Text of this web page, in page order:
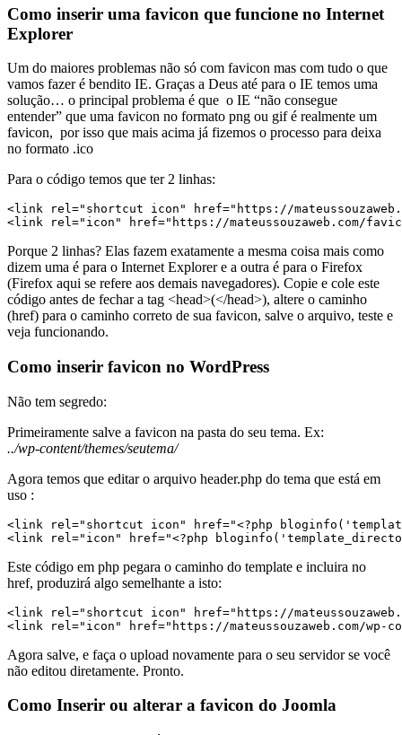
Como inserir uma favicon que funcione no Internet
Explorer
Um do maiores problemas não só com favicon mas com tudo o que
vamos fazer é bendito IE. Graças a Deus até para o IE temos uma
solução… o principal problema é que o IE “não consegue
entender” que uma favicon no formato png ou gif é realmente um
favicon, por isso que mais acima já fizemos o processo para deixa
no formato .ico
Para o código temos que ter 2 linhas:
<link rel="shortcut icon" href="https://
Porque 2 linhas? Elas fazem exatamente a mesma coisa mais como
dizem uma é para o Internet Explorer e a outra é para o Firefox
(Firefox aqui se refere aos demais navegadores). Copie e cole este
código antes de fechar a tag <head>(</head>), altere o caminho
(href) para o caminho correto de sua favicon, salve o arquivo, teste e
veja funcionando.
Como inserir favicon no WordPress
Não tem segredo:
Primeiramente salve a favicon na pasta do seu tema. Ex:
../wp-content/themes/seutema/
Agora temos que editar o arquivo header.php do tema que está em
uso :
<link rel="shortcut icon" href="<?php
<link rel="icon" href="<?php
Este código em php pegara o caminho do template e incluira no
href, produzirá algo semelhante a isto:
<link rel="shortcut icon" href="https://
Agora salve, e faça o upload novamente para o seu servidor se você
não editou diretamente. Pronto.
Como Inserir ou alterar a favicon do Joomla